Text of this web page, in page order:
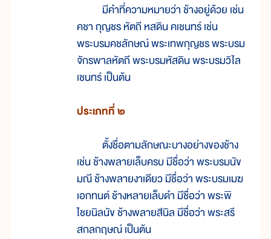
มีคำที่ความหมายว่า ช้างอยู่ด้วย เช่น
คชา กุญชร หัตถี หสดิน คเชนทร์ เช่น
พระบรมคชลักษณ์ พระเทพกุญชร พระบรม
จักรพาลหัตถี พระบรมหัสดิน พระบรมวิไล
เชนทร์ เป็นต้น
ประเภทที่ ๒
ตั้งชื่อตามลักษณะบางอย่างของช้าง
เช่น ช้างพลายเล็บครบ มีชื่อว่า พระบรมนัข
มณี ช้างพลายงาเดียว มีชื่อว่า พระบรมเมฆ
เอกทนต์ ช้างหลายเล็บดำ มีชื่อว่า พระพิ
ไชยนิลนัข ช้างพลายสีนิล มีชื่อว่า พระสรี
สกลกฤษณ์ เป็นต้น